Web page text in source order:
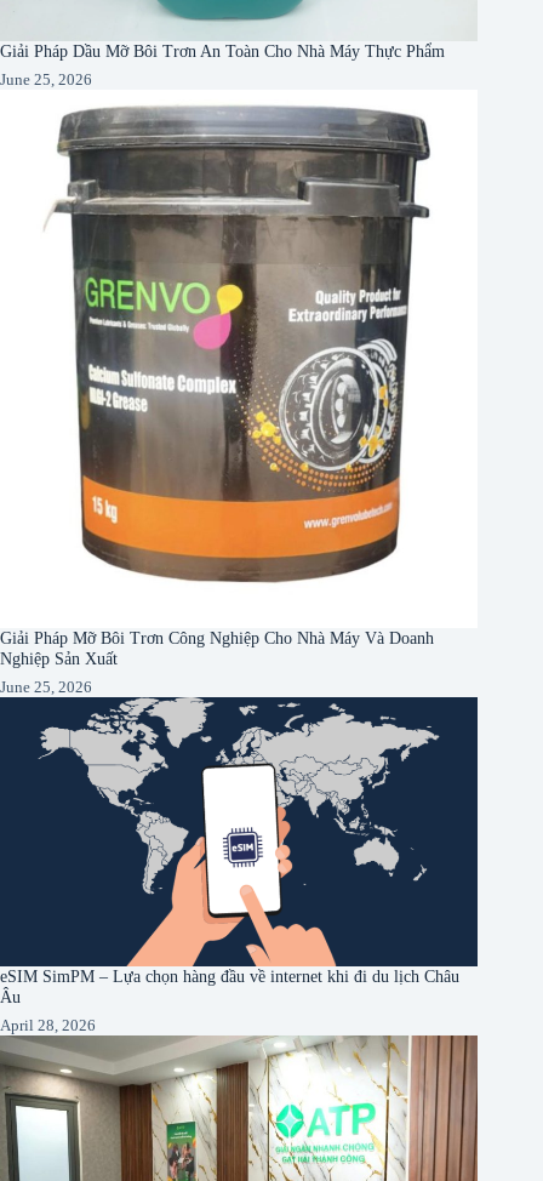
Giải Pháp Dầu Mỡ Bôi Trơn An Toàn Cho Nhà Máy Thực Phẩm
June 25, 2026
Giải Pháp Mỡ Bôi Trơn Công Nghiệp Cho Nhà Máy Và Doanh
Nghiệp Sản Xuất
June 25, 2026
eSIM SimPM – Lựa chọn hàng đầu về internet khi đi du lịch Châu
Âu
April 28, 2026